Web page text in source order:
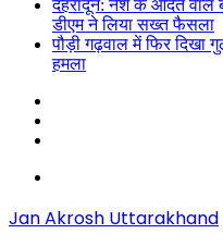
देहरादून: नशे के आदत वाले
डीएम ने लिया सख्त फैसला
पौड़ी गढ़वाल में फिर
हमला
Jan Akrosh Uttarakhand